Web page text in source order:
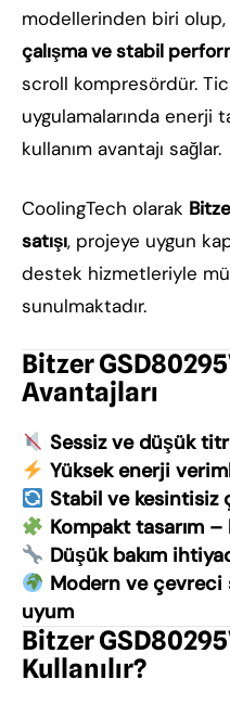
modellerinden biri olup,
çalışma ve stabil
scroll kompresördür.
uygulamalarında enerji
kullanım avantajı sağlar.
CoolingTech olarak
satışı, projeye uygun
destek hizmetleriyle
sunulmaktadır.
Bitzer
Avantajları
Sessiz ve düşük
Yüksek enerji
Stabil ve kesintisiz
Kompakt tasarım
Düşük bakım
Modern ve çevreci
uyum
Bitzer
Kullanılır?